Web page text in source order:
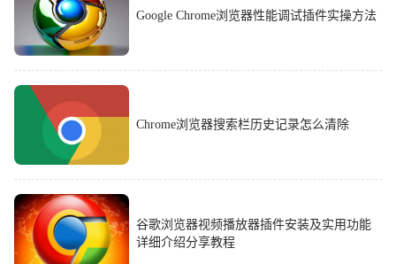
Google Chrome浏览器性能调试插件实操方法
Chrome浏览器搜索栏历史记录怎么清除
谷歌浏览器视频播放器插件安装及实用功能
详细介绍分享教程